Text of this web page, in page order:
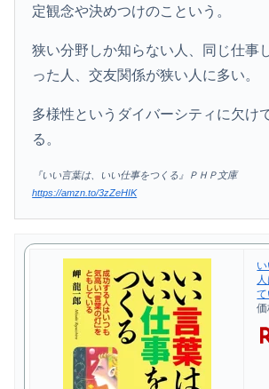
定観念や決めつけのこという。
狭い分野しか知らない人、同じ仕事
った人、交友関係が狭い人に多い。
多様性というダイバーシティに欠け
る。
『いい言葉は、いい仕事をつくる』ＰＨＰ文庫
https://amzn.to/3zZeHIK